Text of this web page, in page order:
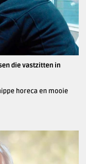
die vastzitten in
horeca en mooie